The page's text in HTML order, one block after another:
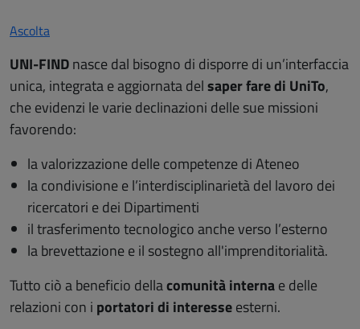
Ascolta
UNI-FINDnasce dal bisogno di disporre di un’interfaccia
unica, integrata e aggiornata delsaper fare di UniTo,
che evidenzi le varie declinazioni delle sue missioni
favorendo:
la valorizzazione delle competenze di Ateneo
la condivisione e l’interdisciplinarietà del lavoro dei
ricercatori e dei Dipartimenti
il trasferimento tecnologico anche verso l’esterno
la brevettazione e il sostegno all'imprenditorialità.
Tutto ciò a beneficio dellacomunità internae delle
relazioni con i portatori di interesseesterni.